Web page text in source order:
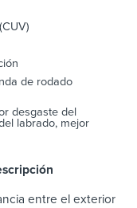
de rodado
desgaste del
labrado, mejor
entre el exterior